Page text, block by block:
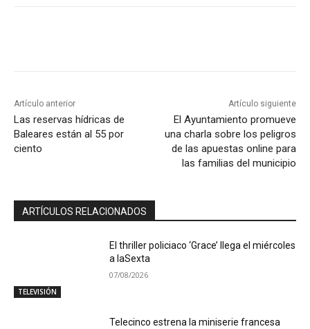
Artículo anterior
Las reservas hídricas de
Baleares están al 55 por
ciento
Artículo siguiente
El Ayuntamiento promueve
una charla sobre los peligros
de las apuestas online para
las familias del municipio
ARTÍCULOS RELACIONADOS
TELEVISIÓN
El thriller policiaco ‘Grace’ llega el miércoles
a laSexta
07/08/2026
Telecinco estrena la miniserie francesa